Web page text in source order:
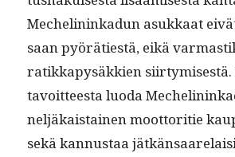
Meche­lininkadun asukkaat
saan pyöräti­estä, eikä
ratikkapysäkkien siir­tymis­es­tä.
tavoit­teesta luo­da
neljäkaistainen moot­tori­tie
sekä kan­nus­taa